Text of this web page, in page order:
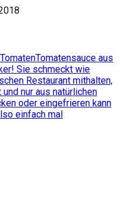
Tomatensauce aus
Sie schmeckt wie
Restaurant mithalten,
nur aus natürlichen
oder eingefrieren kann
einfach mal